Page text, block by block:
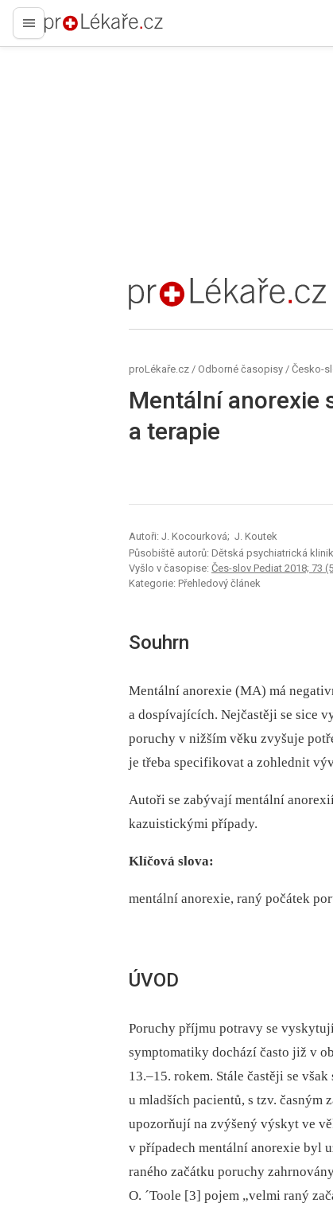
proLékaře.cz
proLékaře.cz
proLékaře.cz / Odborné časopisy / Česko-
Mentální anorexie
a terapie
Autoři: J. Kocourková; J. Koutek
Působiště autorů: Dětská psychiatrická
Vyšlo v časopise: Čes-slov Pediat 2018; 73
Kategorie: Přehledový článek
Souhrn
Mentální anorexie (MA) má
a dospívajících. Nejčastěji se sice
poruchy v nižším věku zvyšuje
je třeba specifikovat a zohlednit
Autoři se zabývají mentální
kazuistickými případy.
Klíčová slova:
mentální anorexie, raný počátek
ÚVOD
Poruchy příjmu potravy se
symptomatiky dochází často již v
13.–15. rokem. Stále častěji se
u mladších pacientů, s tzv. časným
upozorňují na zvýšený výskyt ve
v případech mentální anorexie byl
raného začátku poruchy
O. ´Toole [3] pojem „velmi raný